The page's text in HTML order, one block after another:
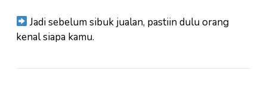
Jadi sebelum sibuk jualan, pastiin dulu orang
kenal siapa kamu.